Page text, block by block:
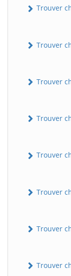
Trouver
Trouver
Trouver
Trouver
Trouver
Trouver
Trouver
Trouver